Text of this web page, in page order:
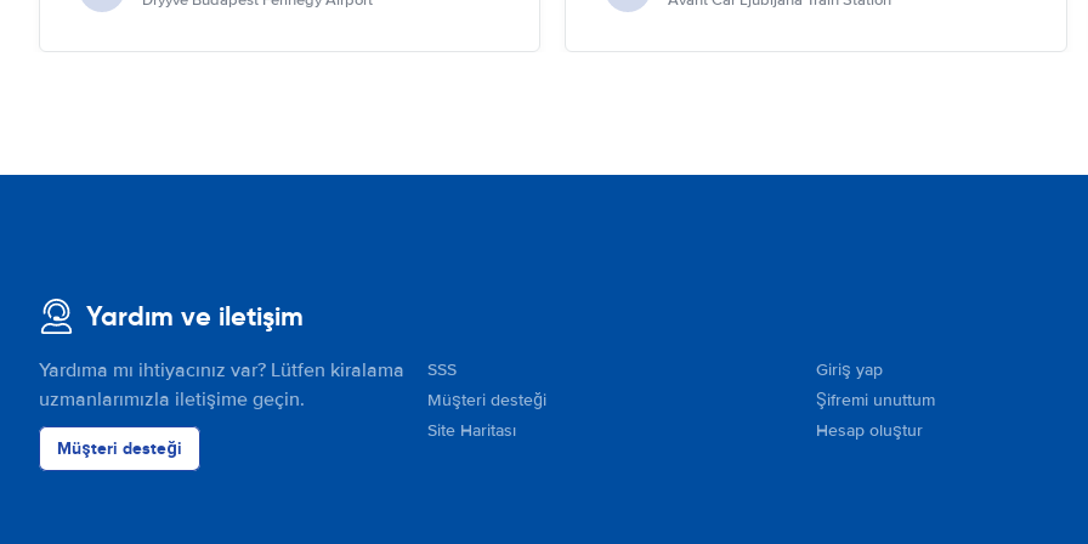
Yardım ve iletişim
Yardıma mı ihtiyacınız var? Lütfen kiralama
uzmanlarımızla iletişime geçin.
Müşteri desteği
SSS
Müşteri desteği
Site Haritası
Giriş yap
Şifremi unuttum
Hesap oluştur